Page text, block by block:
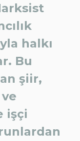
halkı
Bu
şiir,
işçi